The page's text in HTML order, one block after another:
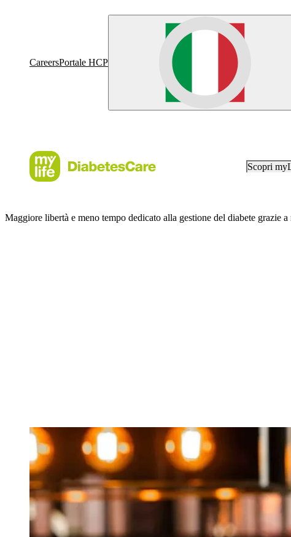
CareersPortale HCP
Scopri
Maggiore libertà e meno tempo dedicato alla gestione del diabete grazie